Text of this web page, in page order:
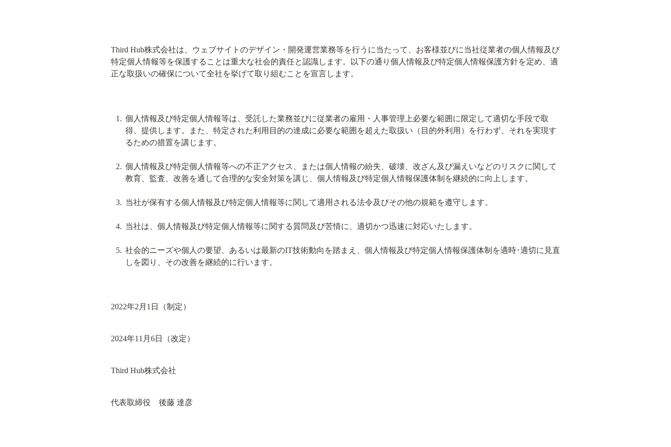
Third Hub株式会社は、ウェブサイトのデザイン・開発運営業務等を行うに当たって、お客様並びに当社従業者の個人情報及び
特定個人情報等を保護することは重大な社会的責任と認識します。以下の通り個人情報及び特定個人情報保護方針を定め、適
正な取扱いの確保について全社を挙げて取り組むことを宣言します。
個人情報及び特定個人情報等は、受託した業務並びに従業者の雇用・人事管理上必要な範囲に限定して適切な手段で取
得、提供します。また、特定された利用目的の達成に必要な範囲を超えた取扱い（目的外利用）を行わず、それを実現す
るための措置を講じます。
個人情報及び特定個人情報等への不正アクセス、または個人情報の紛失、破壊、改ざん及び漏えいなどのリスクに関して
教育、監査、改善を通して合理的な安全対策を講じ、個人情報及び特定個人情報保護体制を継続的に向上します。
当社が保有する個人情報及び特定個人情報等に関して適用される法令及びその他の規範を遵守します。
当社は、個人情報及び特定個人情報等に関する質問及び苦情に、適切かつ迅速に対応いたします。
社会的ニーズや個人の要望、あるいは最新のIT技術動向を踏まえ、個人情報及び特定個人情報保護体制を適時･適切に見直
しを図り、その改善を継続的に行います。
2022年2月1日（制定）
2024年11月6日（改定）
Third Hub株式会社
代表取締役　後藤 達彦